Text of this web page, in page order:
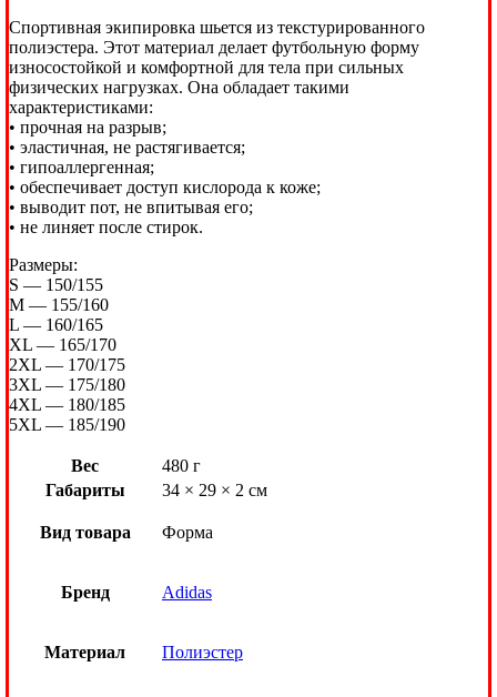
Спортивная экипировка шьется из текстурированного
полиэстера. Этот материал делает футбольную форму
износостойкой и комфортной для тела при сильных
физических нагрузках. Она обладает такими
характеристиками:
• прочная на разрыв;
• эластичная, не растягивается;
• гипоаллергенная;
• обеспечивает доступ кислорода к коже;
• выводит пот, не впитывая его;
• не линяет после стирок.
Размеры:
S — 150/155
M — 155/160
L — 160/165
XL — 165/170
2XL — 170/175
3XL — 175/180
4XL — 180/185
5XL — 185/190
Вес
480 г
Габариты
34 × 29 × 2 см
Вид товара Форма
Бренд Adidas
Материал Полиэстер